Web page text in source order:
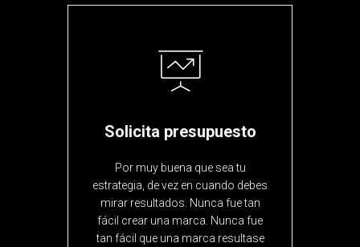
Solicita presupuesto
Por muy buena que sea tu
estrategia, de vez en cuando debes
mirar resultados. Nunca fue tan
fácil crear una marca. Nunca fue
tan fácil que una marca resultase